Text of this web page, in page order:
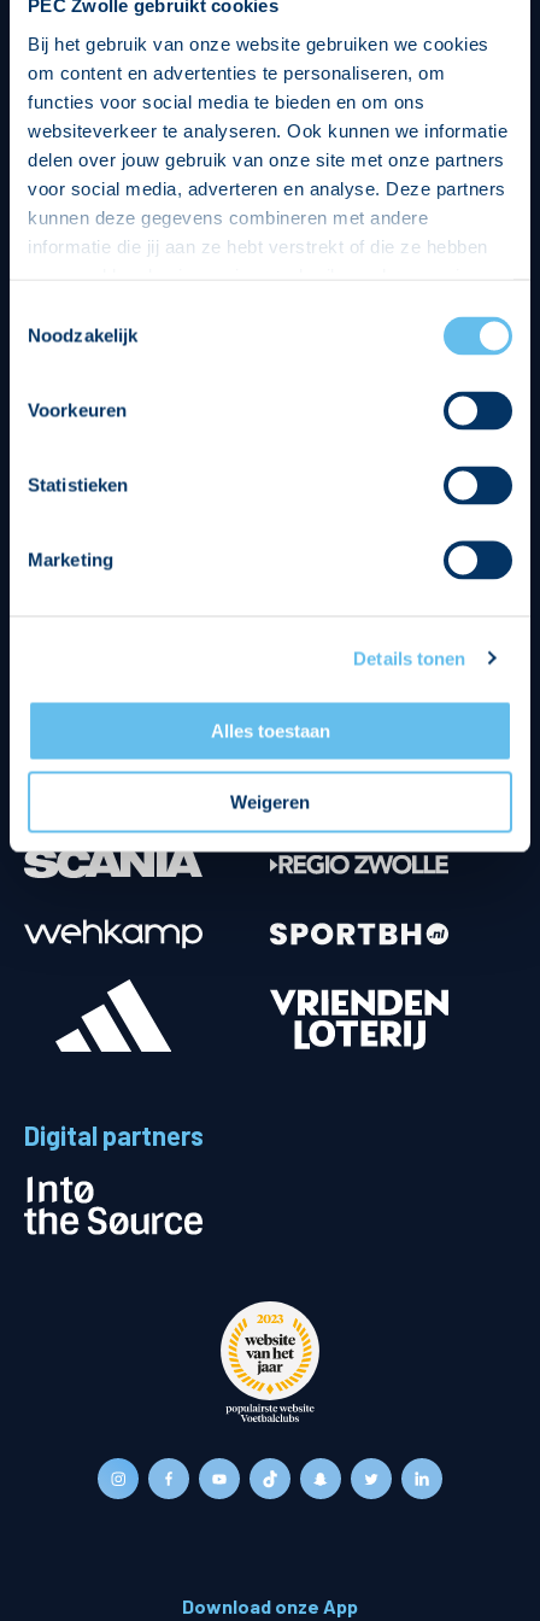
PEC Zwolle gebruikt cookies
Bij het gebruik van onze website gebruiken we cookies
om content en advertenties te personaliseren, om
functies voor social media te bieden en om ons
websiteverkeer te analyseren. Ook kunnen we informatie
delen over jouw gebruik van onze site met onze partners
voor social media, adverteren en analyse. Deze partners
kunnen deze gegevens combineren met andere
informatie die jij aan ze hebt verstrekt of die ze hebben
op een veilige en integere wijze. Je kunt je toestemming
beheren op de privacy- en cookieverklaring pagina.
Noodzakelijk
Voorkeuren
Statistieken
Marketing
Details tonen
Alles toestaan
Weigeren
Digital partners
Download onze App